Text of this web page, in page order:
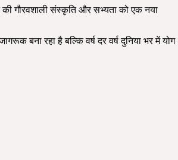
गौरवशाली संस्कृति और सभ्यता को एक नया
बना रहा है बल्कि वर्ष दर वर्ष दुनिया भर में योग